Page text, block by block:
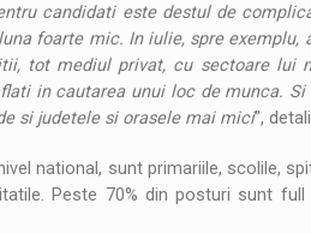
candidati este destul de
foarte mic. In iulie, spre exemplu,
tot mediul privat, cu sectoare lui
in cautarea unui loc de munca.
si judetele si orasele mai mici”,
national, sunt primariile, scolile,
Peste 70% din posturi sunt full